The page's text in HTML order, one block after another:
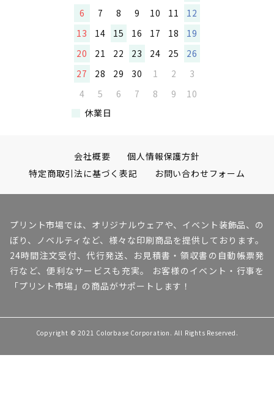
(7) 他の利用者の個人情報を収集したり、蓄
積すること、又はこれらの行為をしようと
(8) 公序良俗に反する行為及びその他国内外
の法令に反する行為。
第4条（本サービスの中断、停止）
合、当社の独自の判断により、利用者に事
前に通知することなく本サービスの一部も
(1) 本サービスのための装置、システムの保
守点検、更新を定期的にまたは緊急に行う
場合。
(2) 火災、停電、天災などの不可抗力によ
(3) 第一種電気通信事業者の任務が提供され
6
7 8 9 10 11
12
13
14 15 16 17 18
19
20
21 22 23 24 25
26
27
28 29 30 1 2
3
4
5 6 7 8 9
10
休業日
会社概要
個人情報保護方針
特定商取引法に基づく表記
お問い合わせフォーム
プリント市場では、オリジナルウェアや、イベント装飾品、の
ぼり、ノベルティなど、様々な印刷商品を提供しております。
24時間注文受付、代行発送、お見積書・領収書の自動帳票発
行など、便利なサービスも充実。 お客様のイベント・行事を
「プリント市場」の商品がサポートします！
Copyright © 2021 Colorbase Corporation. All Rights Reserved.